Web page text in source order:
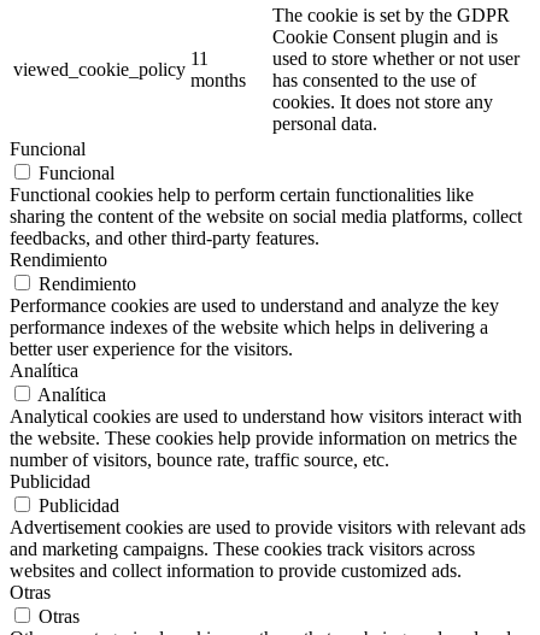
viewed_cookie_policy
11
months
The cookie is set by the GDPR
Cookie Consent plugin and is
used to store whether or not user
has consented to the use of
cookies. It does not store any
personal data.
Funcional
Funcional
Functional cookies help to perform certain functionalities like
sharing the content of the website on social media platforms, collect
feedbacks, and other third-party features.
Rendimiento
Rendimiento
Performance cookies are used to understand and analyze the key
performance indexes of the website which helps in delivering a
better user experience for the visitors.
Analítica
Analítica
Analytical cookies are used to understand how visitors interact with
the website. These cookies help provide information on metrics the
number of visitors, bounce rate, traffic source, etc.
Publicidad
Publicidad
Advertisement cookies are used to provide visitors with relevant ads
and marketing campaigns. These cookies track visitors across
websites and collect information to provide customized ads.
Otras
Otras